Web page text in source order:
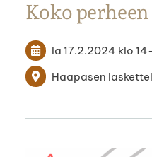
Koko
la 17.2.2024 klo 14
Haapasen